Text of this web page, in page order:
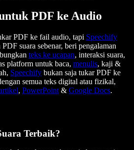
PDF ke Audio
PDF ke fail audio, tapi Speechify
suara sebenar, beri pengalaman
teks ke ucapan, interaksi suara,
platform untuk baca, menulis, kaji &
Speechify bukan saja tukar PDF ke
semua teks digital atau fizikal,
, PowerPoint & Google Docs.
Terbaik?